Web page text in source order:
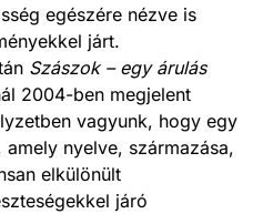
egészére nézve is
járt.
Szászok – egy árulás
2004-ben megjelent
vagyunk, hogy egy
nyelve, származása,
elkülönült
járó